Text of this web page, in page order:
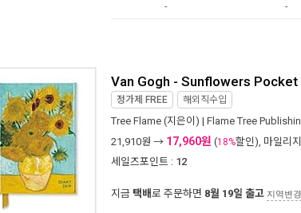
- -
Van Gogh - Sunflowers
정가제 FREE 해외직수입
Tree Flame (지은이) | Flame Tree
21,910원 → 17,960원 (18%할인), 마일리지
세일즈포인트 : 12
지금 택배로 주문하면 8월 19일 출고 지역변경